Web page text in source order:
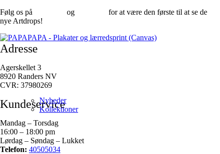
Nyheder
Kollektioner
Følg os på og
for at være den første til at se de
nye Artdrops!
Adresse
Agerskellet 3
8920 Randers NV
CVR: 37980269
Kundeservice
Mandag – Torsdag
16:00 – 18:00 pm
Lørdag – Søndag – Lukket
Telefon: 40505034